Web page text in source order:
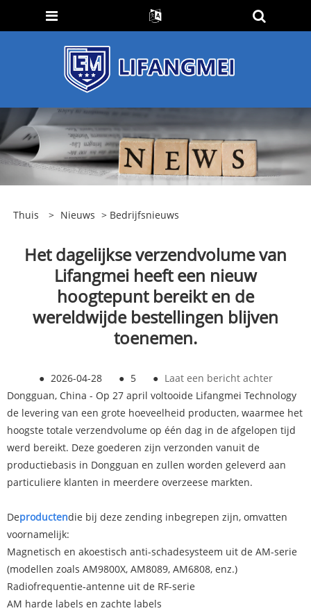
Thuis > Nieuws > Bedrijfsnieuws
Het dagelijkse verzendvolume van
Lifangmei heeft een nieuw
hoogtepunt bereikt en de
wereldwijde bestellingen blijven
toenemen.
● 2026-04-28 ● 5 ● Laat een bericht achter
Dongguan, China - Op 27 april voltooide Lifangmei Technology
de levering van een grote hoeveelheid producten, waarmee het
hoogste totale verzendvolume op één dag in de afgelopen tijd
werd bereikt. Deze goederen zijn verzonden vanuit de
productiebasis in Dongguan en zullen worden geleverd aan
particuliere klanten in meerdere overzeese markten.
Deproductendie bij deze zending inbegrepen zijn, omvatten
voornamelijk:
Magnetisch en akoestisch anti-schadesysteem uit de AM-serie
(modellen zoals AM9800X, AM8089, AM6808, enz.)
Radiofrequentie-antenne uit de RF-serie
AM harde labels en zachte labels